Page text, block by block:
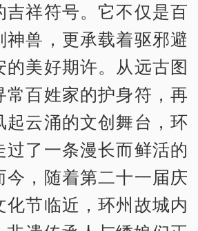
吉祥符号。它不仅是百
神兽，更承载着驱邪避
的美好期许。从远古图
常百姓家的护身符，再
起云涌的文创舞台，环
过了一条漫长而鲜活的
今，随着第二十一届庆
化节临近，环州故城内